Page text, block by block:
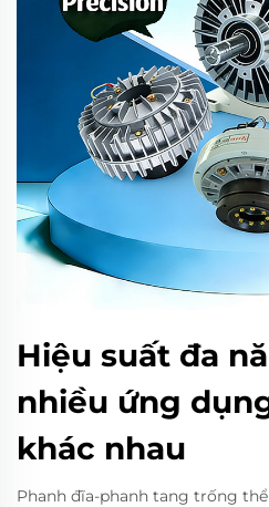
Hiệu suất đa
nhiều ứng
khác nhau
Phanh đĩa-phanh tang trống